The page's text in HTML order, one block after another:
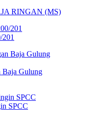
RINGAN (MS)
Baja Gulung
SPCC